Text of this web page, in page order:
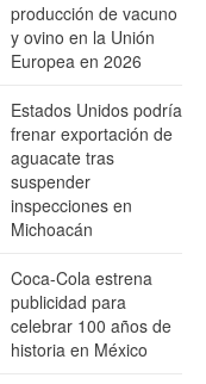
producción de vacuno
y ovino en la Unión
Europea en 2026
Estados Unidos podría
frenar exportación de
aguacate tras
suspender
inspecciones en
Michoacán
Coca-Cola estrena
publicidad para
celebrar 100 años de
historia en México